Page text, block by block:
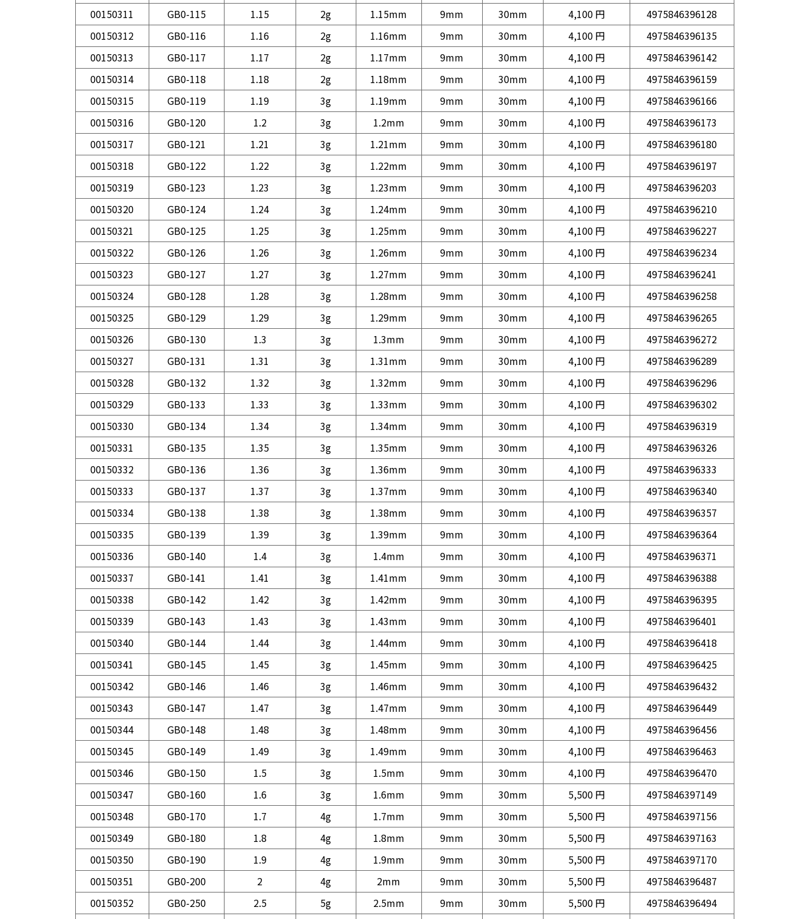
00150311
GB0-115 1.15 2g 1.15mm 9mm 30mm 4,100 円
4975846396128
00150312
GB0-116 1.16 2g 1.16mm 9mm 30mm 4,100 円
4975846396135
00150313
GB0-117 1.17 2g 1.17mm 9mm 30mm 4,100 円
4975846396142
00150314
GB0-118 1.18 2g 1.18mm 9mm 30mm 4,100 円
4975846396159
00150315
GB0-119 1.19 3g 1.19mm 9mm 30mm 4,100 円
4975846396166
00150316
GB0-120 1.2 3g 1.2mm 9mm 30mm 4,100 円
4975846396173
00150317
GB0-121 1.21 3g 1.21mm 9mm 30mm 4,100 円
4975846396180
00150318
GB0-122 1.22 3g 1.22mm 9mm 30mm 4,100 円
4975846396197
00150319
GB0-123 1.23 3g 1.23mm 9mm 30mm 4,100 円
4975846396203
00150320
GB0-124 1.24 3g 1.24mm 9mm 30mm 4,100 円
4975846396210
00150321
GB0-125 1.25 3g 1.25mm 9mm 30mm 4,100 円
4975846396227
00150322
GB0-126 1.26 3g 1.26mm 9mm 30mm 4,100 円
4975846396234
00150323
GB0-127 1.27 3g 1.27mm 9mm 30mm 4,100 円
4975846396241
00150324
GB0-128 1.28 3g 1.28mm 9mm 30mm 4,100 円
4975846396258
00150325
GB0-129 1.29 3g 1.29mm 9mm 30mm 4,100 円
4975846396265
00150326
GB0-130 1.3 3g 1.3mm 9mm 30mm 4,100 円
4975846396272
00150327
GB0-131 1.31 3g 1.31mm 9mm 30mm 4,100 円
4975846396289
00150328
GB0-132 1.32 3g 1.32mm 9mm 30mm 4,100 円
4975846396296
00150329
GB0-133 1.33 3g 1.33mm 9mm 30mm 4,100 円
4975846396302
00150330
GB0-134 1.34 3g 1.34mm 9mm 30mm 4,100 円
4975846396319
00150331
GB0-135 1.35 3g 1.35mm 9mm 30mm 4,100 円
4975846396326
00150332
GB0-136 1.36 3g 1.36mm 9mm 30mm 4,100 円
4975846396333
00150333
GB0-137 1.37 3g 1.37mm 9mm 30mm 4,100 円
4975846396340
00150334
GB0-138 1.38 3g 1.38mm 9mm 30mm 4,100 円
4975846396357
00150335
GB0-139 1.39 3g 1.39mm 9mm 30mm 4,100 円
4975846396364
00150336
GB0-140 1.4 3g 1.4mm 9mm 30mm 4,100 円
4975846396371
00150337
GB0-141 1.41 3g 1.41mm 9mm 30mm 4,100 円
4975846396388
00150338
GB0-142 1.42 3g 1.42mm 9mm 30mm 4,100 円
4975846396395
00150339
GB0-143 1.43 3g 1.43mm 9mm 30mm 4,100 円
4975846396401
00150340
GB0-144 1.44 3g 1.44mm 9mm 30mm 4,100 円
4975846396418
00150341
GB0-145 1.45 3g 1.45mm 9mm 30mm 4,100 円
4975846396425
00150342
GB0-146 1.46 3g 1.46mm 9mm 30mm 4,100 円
4975846396432
00150343
GB0-147 1.47 3g 1.47mm 9mm 30mm 4,100 円
4975846396449
00150344
GB0-148 1.48 3g 1.48mm 9mm 30mm 4,100 円
4975846396456
00150345
GB0-149 1.49 3g 1.49mm 9mm 30mm 4,100 円
4975846396463
00150346
GB0-150 1.5 3g 1.5mm 9mm 30mm 4,100 円
4975846396470
00150347
GB0-160 1.6 3g 1.6mm 9mm 30mm 5,500 円
4975846397149
00150348
GB0-170 1.7 4g 1.7mm 9mm 30mm 5,500 円
4975846397156
00150349
GB0-180 1.8 4g 1.8mm 9mm 30mm 5,500 円
4975846397163
00150350
GB0-190 1.9 4g 1.9mm 9mm 30mm 5,500 円
4975846397170
00150351
GB0-200 2 4g 2mm 9mm 30mm 5,500 円
4975846396487
00150352
GB0-250 2.5 5g 2.5mm 9mm 30mm 5,500 円
4975846396494